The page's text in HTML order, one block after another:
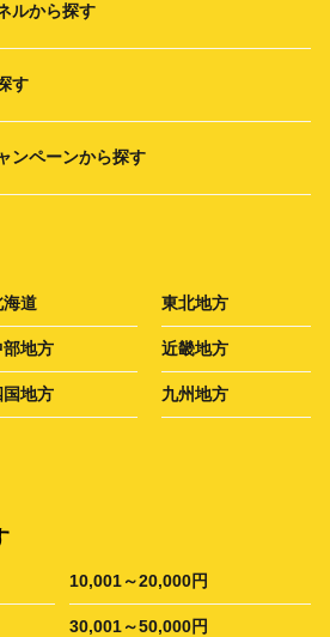
ルから探す
す
ンペーンから探す
海道 東北地方
部地方 近畿地方
国地方 九州地方
10,001～20,000円
30,001～50,000円